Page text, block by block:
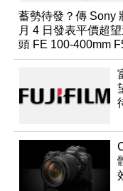
蓄勢待發？傳 Sony
月 4 日發表平價超
頭 FE 100-400mm